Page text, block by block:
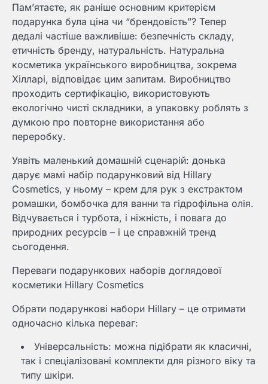
Пам’ятаєте, як раніше основним критерієм
подарунка була ціна чи “брендовість”? Тепер
дедалі частіше важливіше: безпечність складу,
етичність бренду, натуральність. Натуральна
косметика українського виробництва, зокрема
Хілларі, відповідає цим запитам. Виробництво
проходить сертифікацію, використовують
екологічно чисті складники, а упаковку роблять з
думкою про повторне використання або
переробку.
Уявіть маленький домашній сценарій: донька
дарує мамі набір подарунковий від Hillary
Cosmetics, у ньому – крем для рук з екстрактом
ромашки, бомбочка для ванни та гідрофільна олія.
Відчувається і турбота, і ніжність, і повага до
природних ресурсів – і це справжній тренд
сьогодення.
Переваги подарункових наборів доглядової
косметики Hillary Cosmetics
Обрати подарункові набори Hillary – це отримати
одночасно кілька переваг:
Універсальність: можна підібрати як класичні,
так і спеціалізовані комплекти для різного віку та
типу шкіри.